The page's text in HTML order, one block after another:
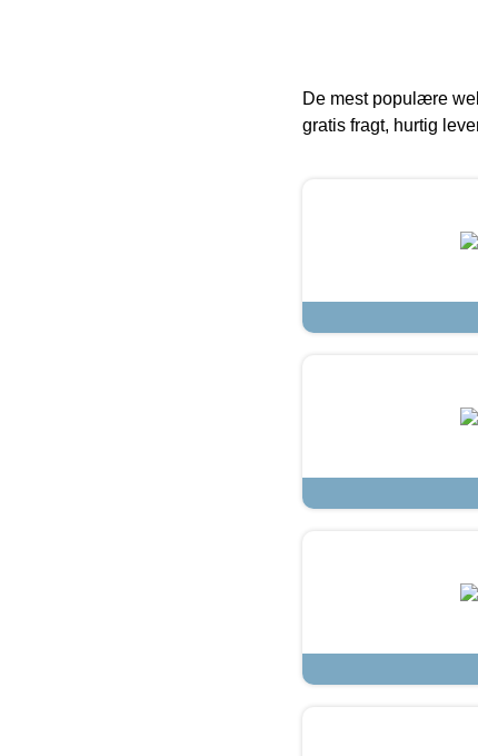
De mest populære
gratis fragt, hurtig